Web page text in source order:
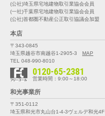
(公社)埼玉県宅地建物取引業協会会員
(一社)千葉県宅地建物取引業協会会員
(公社)首都圏不動産公正取引協議会加盟
本店
〒343-0845
埼玉県越谷市南越谷1-2905-3
MAP
TEL 048-990-8010
0120-65-2381
営業時間：9:00～18:00
和光事業所
〒351-0112
埼玉県和光市丸山台1-4-3ヴェルデ和光4F